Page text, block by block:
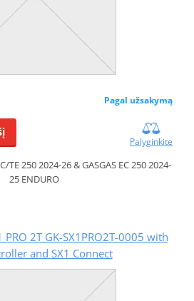
Pagal užsakymą
Palyginkite
TE 250 2024-26 & GASGAS EC 250 2024-
25 ENDURO
PRO 2T GK-SX1PRO2T-0005 with
and SX1 Connect